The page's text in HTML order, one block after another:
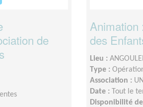
de
Animation
des
Lieu :
Type :
Association :
Date : Tout le
Disponibilité